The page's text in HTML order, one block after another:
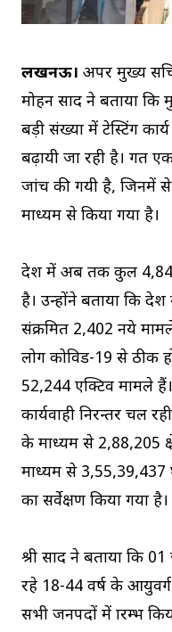
लखनऊ। अपर मुख्य
मोहन प्रसाद ने बताया कि
बड़ी संख्या में टेस्टिंग
बढ़ायी जा रही है। गत
जांच की गयी है, जिनमें
माध्यम से किया गया है।
प्रदेश में अब तक कुल
है। उन्होंने बताया कि
संक्रमित 2,402 नये
लोग कोविड-19 से ठीक
52,244 एक्टिव मामले
कार्यवाही निरन्तर चल
के माध्यम से 2,88,205
माध्यम से
का सर्वेक्षण किया गया है।
श्री प्रसाद ने बताया
रहे 18-44 वर्ष के
सभी जनपदों में प्रारम्भ